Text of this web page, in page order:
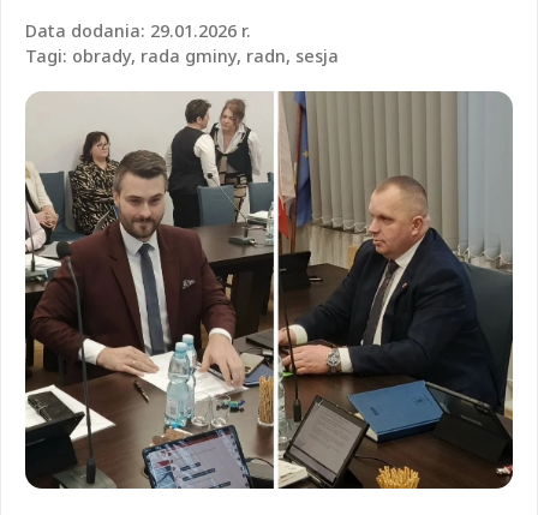
Data dodania: 29.01.2026 r.
Tagi: obrady, rada gminy, radn, sesja